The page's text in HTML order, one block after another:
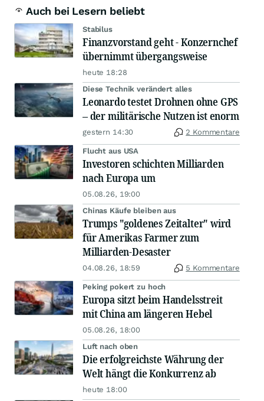
Auch bei Lesern beliebt
Stabilus
Finanzvorstand geht - Konzernchef
übernimmt übergangsweise
heute 18:28
Diese Technik verändert alles
Leonardo testet Drohnen ohne GPS
– der militärische Nutzen ist enorm
gestern 14:30 2 Kommentare
Flucht aus USA
Investoren schichten Milliarden
nach Europa um
05.08.26, 19:00
Chinas Käufe bleiben aus
Trumps "goldenes Zeitalter" wird
für Amerikas Farmer zum
Milliarden-Desaster
04.08.26, 18:59 5 Kommentare
Peking pokert zu hoch
Europa sitzt beim Handelsstreit
mit China am längeren Hebel
05.08.26, 18:00
Luft nach oben
Die erfolgreichste Währung der
Welt hängt die Konkurrenz ab
heute 18:00